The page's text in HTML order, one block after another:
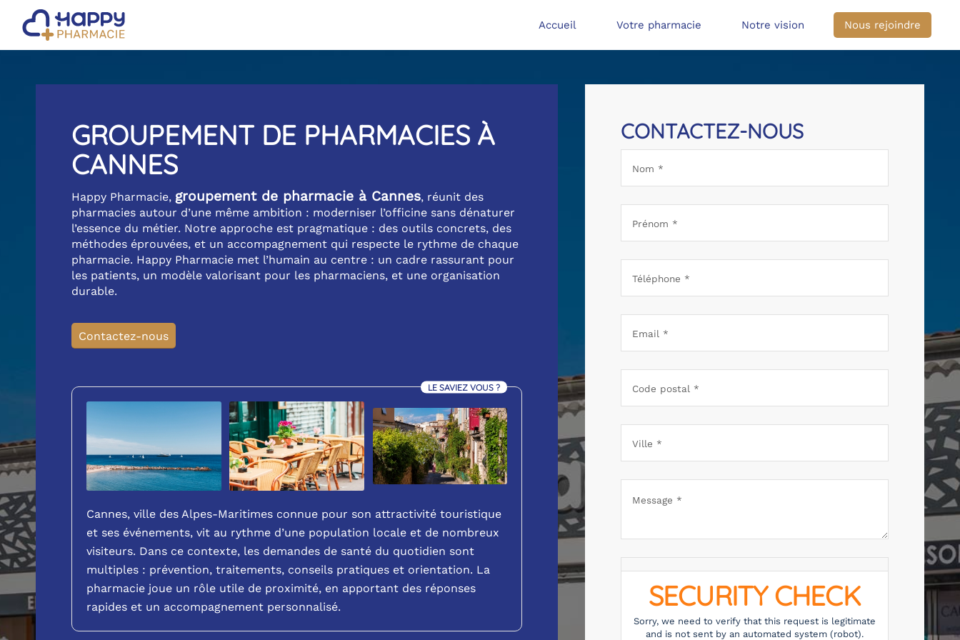
Accueil Votre pharmacie Notre vision Nous rejoindre
GROUPEMENT DE PHARMACIES À
CANNES
Happy Pharmacie, groupement de pharmacie à Cannes, réunit des
pharmacies autour d’une même ambition : moderniser l’officine sans dénaturer
l’essence du métier. Notre approche est pragmatique : des outils concrets, des
méthodes éprouvées, et un accompagnement qui respecte le rythme de chaque
pharmacie. Happy Pharmacie met l’humain au centre : un cadre rassurant pour
les patients, un modèle valorisant pour les pharmaciens, et une organisation
durable.
Contactez-nous
LE SAVIEZ VOUS ?
Cannes, ville des Alpes-Maritimes connue pour son attractivité touristique
et ses événements, vit au rythme d’une population locale et de nombreux
visiteurs. Dans ce contexte, les demandes de santé du quotidien sont
multiples : prévention, traitements, conseils pratiques et orientation. La
pharmacie joue un rôle utile de proximité, en apportant des réponses
rapides et un accompagnement personnalisé.
CONTACTEZ-NOUS
SECURITY CHECK
Sorry, we need to verify that this request is legitimate
and is not sent by an automated system (robot).